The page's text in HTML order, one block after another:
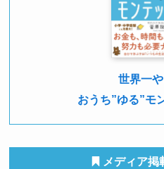
世界一
おうち”ゆる”モ
メディア掲